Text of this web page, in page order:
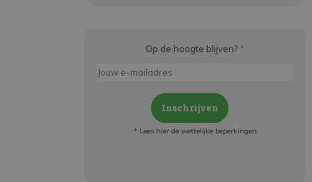
Op de hoogte blijven? *
Inschrijven
* Lees hier de wettelijke beperkingen